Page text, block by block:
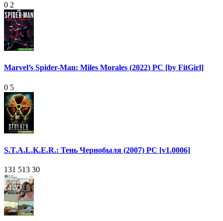
0 2
Marvel’s Spider-Man: Miles Morales (2022) PC [by FitGirl]
0 5
S.T.A.L.K.E.R.: Тень Чернобыля (2007) PC [v1.0006]
131 513 30